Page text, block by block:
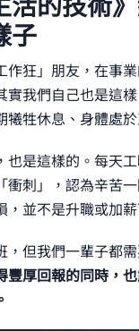
子
作狂」朋友，在事
實我們自己也是這
牲休息、身體處
也是這樣的。每天
衝刺」，認為辛苦
並不是升職或加
但我們一輩子都
豐厚回報的同時，